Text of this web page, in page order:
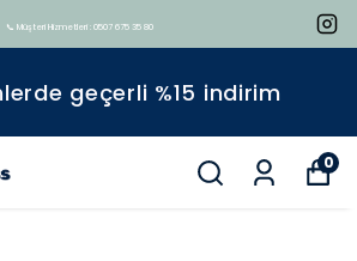
📞 Müşteri Hizmetleri : 0507 675 35 80
geçerli %15 indirim
0